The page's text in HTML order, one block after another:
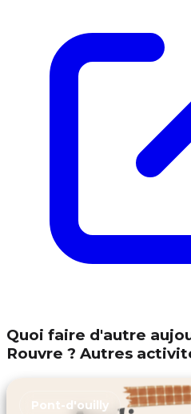
Quoi faire d'autre
Rouvre ? Autres
Pont-d'ouilly